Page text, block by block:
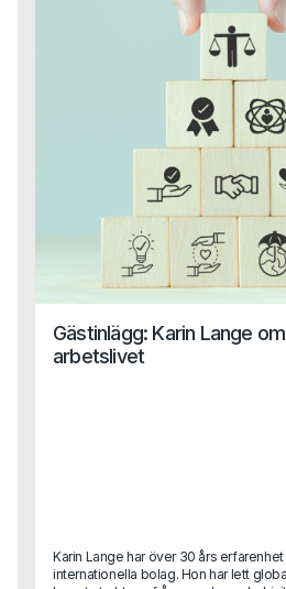
Gästinlägg: Karin Lange
arbetslivet
Karin Lange har över 30 års
internationella bolag. Hon har lett